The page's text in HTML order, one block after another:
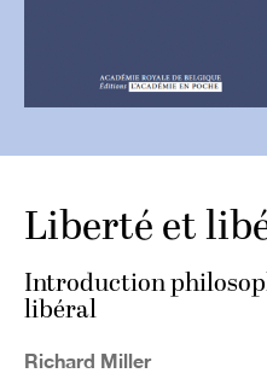
Liberté et
Introduction
libéral
Richard Miller